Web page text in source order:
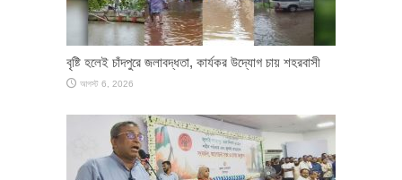
বৃষ্টি হলেই চাঁদপুরে জলাবদ্ধতা, কার্যকর উদ্যোগ চায় শহরবাসী
আগস্ট 6, 2026